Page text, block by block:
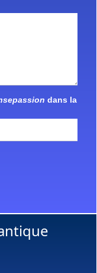
dans la